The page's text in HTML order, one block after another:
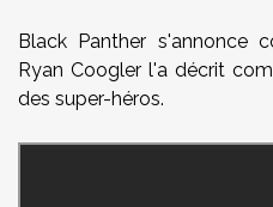
Black Panther s'annonce
Ryan Coogler l'a décrit
des super-héros.